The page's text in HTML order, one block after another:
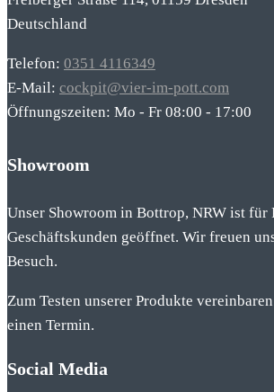
Deutschland
Telefon: 0351 4116349
E-Mail: cockpit@vier-im-pott.com
Öffnungszeiten: Mo - Fr 08:00 - 17:00
Showroom
Unser Showroom in Bottrop, NRW ist für
Geschäftskunden geöffnet. Wir freuen
Besuch.
Zum Testen unserer Produkte
einen Termin.
Social Media